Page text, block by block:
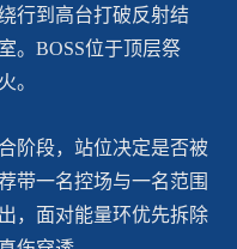
行到高台打破反射结
。BOSS位于顶层祭
。
阶段，站位决定是否被
带一名控场与一名范围
，面对能量环优先拆除